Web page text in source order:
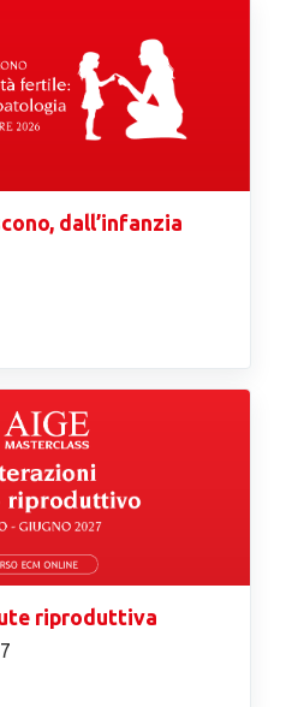
dall’infanzia
riproduttiva